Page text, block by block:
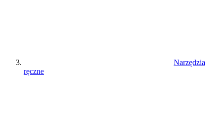
Narzędzia
ręczne